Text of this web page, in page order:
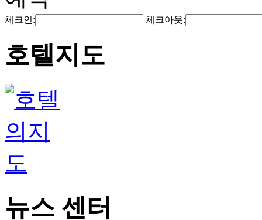
체크인: 체크아웃:
호텔지도
뉴스 센터